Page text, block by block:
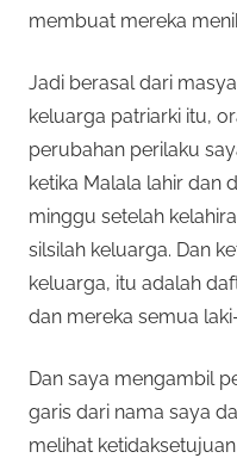
membuat mereka
Jadi berasal dari
keluarga patriarki itu,
perubahan perilaku
ketika Malala lahir dan
minggu setelah
silsilah keluarga. Dan
keluarga, itu adalah
dan mereka semua
Dan saya mengambil
garis dari nama saya
melihat